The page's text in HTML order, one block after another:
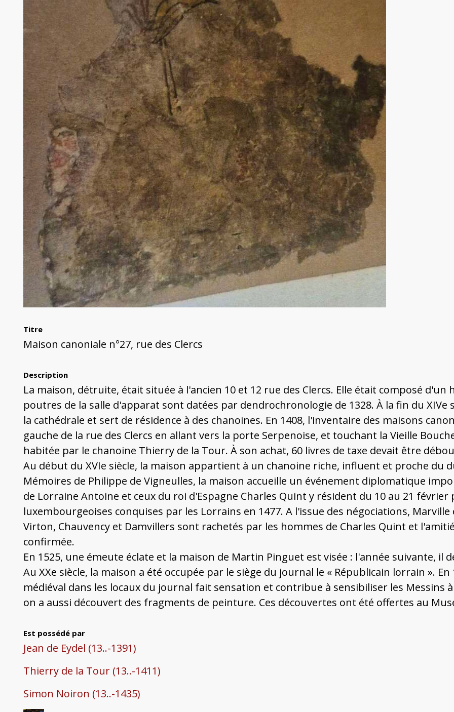
Titre
Maison canoniale n°27, rue des Clercs
Description
La maison, détruite, était située à l'ancien 10 et 12 rue des Clercs. Elle était composé
poutres de la salle d'apparat sont datées par dendrochronologie de 1328. À la fin du XIVe
la cathédrale et sert de résidence à des chanoines. En 1408, l'inventaire des maisons
gauche de la rue des Clercs en allant vers la porte Serpenoise, et touchant la Vieille
habitée par le chanoine Thierry de la Tour. À son achat, 60 livres de taxe devait être
Au début du XVIe siècle, la maison appartient à un chanoine riche, influent et proche du
Mémoires de Philippe de Vigneulles, la maison accueille un événement diplomatique
de Lorraine Antoine et ceux du roi d'Espagne Charles Quint y résident du 10 au 21
luxembourgeoises conquises par les Lorrains en 1477. A l'issue des négociations,
Virton, Chauvency et Damvillers sont rachetés par les hommes de Charles Quint et
confirmée.
En 1525, une émeute éclate et la maison de Martin Pinguet est visée : l'année suivante,
Au XXe siècle, la maison a été occupée par le siège du journal le « Républicain lorrain ».
médiéval dans les locaux du journal fait sensation et contribue à sensibiliser les Messins
on a aussi découvert des fragments de peinture. Ces découvertes ont été offertes au
Est possédé par
Jean de Eydel (13..-1391)
Thierry de la Tour (13..-1411)
Simon Noiron (13..-1435)